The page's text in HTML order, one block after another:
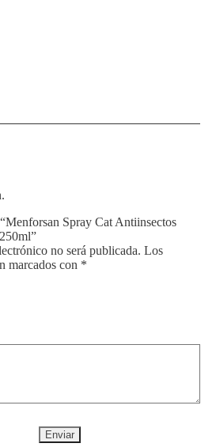
Spray Cat Antiinsectos
no será publicada. Los
marcados con *